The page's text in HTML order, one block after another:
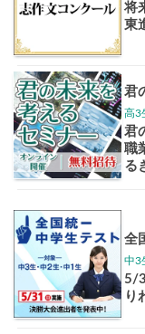
大学案内
講座